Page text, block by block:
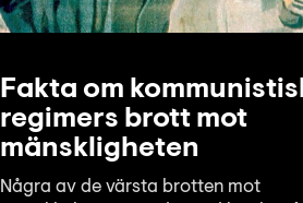
Fakta om
regimers brott mot
mänskligheten
Några av de värsta brotten mot